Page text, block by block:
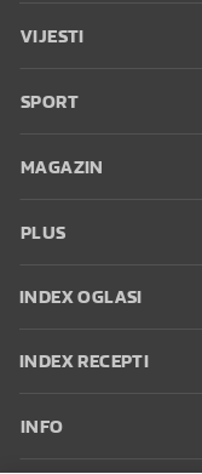
VIJESTI
SPORT
MAGAZIN
PLUS
INDEX OGLASI
INDEX RECEPTI
INFO